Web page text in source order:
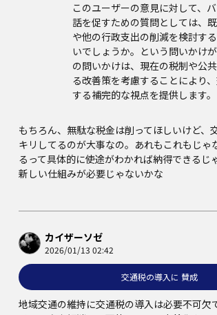
このユーザーの意見に対して、
話を促すための質問としては、
や他の行政支出の削減を検討す
いでしょうか。という問いかけ
の問いかけは、現在の税制や公
る改善策を考慮することにより
する補完的な視点を提供します。
もちろん、無駄な税金は削ってほしいけど、
キリしてるのが大事なの。あれもこれもじゃ
るって具体的に使途がわかれば納得できるじ
新しい仕組みが必要じゃないかな
カイザーソゼ
2026/01/13 02:42
交通税の導入に 賛成
地域交通の維持に交通税の導入は必要不可欠